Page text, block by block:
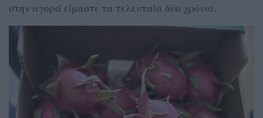
στην αγορά είμαστε τα τελευταία δύο χρόνια.